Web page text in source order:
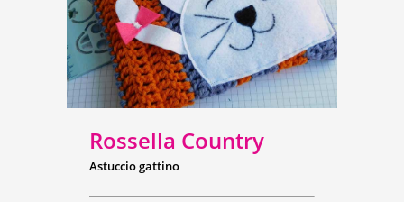
Rossella Country
Astuccio gattino